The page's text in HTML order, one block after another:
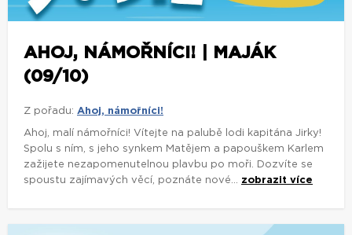
AHOJ, NÁMOŘNÍCI! | MAJÁK
(09/10)
Z pořadu: Ahoj, námořníci!
Ahoj, malí námořníci! Vítejte na palubě lodi kapitána Jirky!
Spolu s ním, s jeho synkem Matějem a papouškem Karlem
zažijete nezapomenutelnou plavbu po moři. Dozvíte se
spoustu zajímavých věcí, poznáte nové... zobrazit více